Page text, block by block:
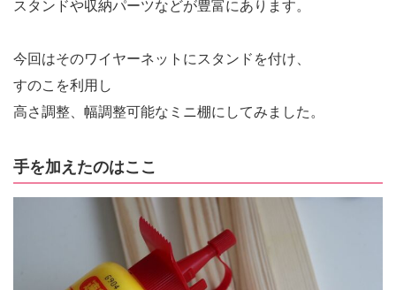
スタンドや収納パーツなどが豊富にあります。
今回はそのワイヤーネットにスタンドを付け、
すのこを利用し
高さ調整、幅調整可能なミニ棚にしてみました。
手を加えたのはここ